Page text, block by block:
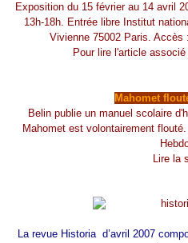
Exposition du 15 février au 14 avril
13h-18h. Entrée libre Institut
Vivienne 75002 Paris. Accès
Pour lire l'article
Mahomet
Belin publie un manuel scolaire
Mahomet est volontairement
Lire la
La revue Historia d’avril 2007